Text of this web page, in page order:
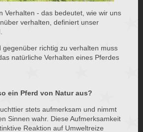
Verhalten - das bedeutet, wie wir uns
verhalten, definiert unser
gegenüber richtig zu verhalten muss
natürliche Verhalten eines Pferdes
ein Pferd von Natur aus?
stets aufmerksam und nimmt
Sinnen wahr. Diese Aufmerksamkeit
Reaktion auf Umweltreize